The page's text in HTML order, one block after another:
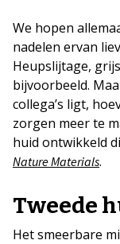
We hopen
nadelen ervan
Heupslijtage,
bijvoorbeeld.
collega’s ligt,
zorgen meer te
huid ontwikkeld
Nature Materials.
Tweede
Het smeerbare